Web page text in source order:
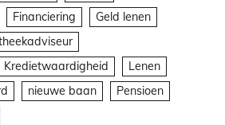
Financiering
Geld lenen
Kredietwaardigheid
Lenen
nieuwe baan
Pensioen